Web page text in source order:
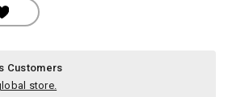
Customers
store.